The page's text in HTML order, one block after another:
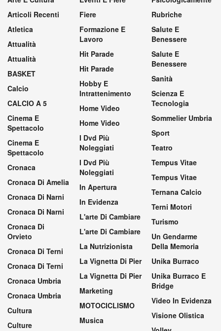
Articoli Recenti
Atletica
Attualità
Attualità
BASKET
Calcio
CALCIO A 5
Cinema E
Spettacolo
Cinema E
Spettacolo
Cronaca
Cronaca Di Amelia
Cronaca Di Narni
Cronaca Di Narni
Cronaca Di
Orvieto
Cronaca Di Terni
Cronaca Di Terni
Cronaca Umbria
Cronaca Umbria
Cultura
Culture
Fiere
Formazione E
Lavoro
Hit Parade
Hit Parade
Hobby E
Intrattenimento
Home Video
Home Video
I Dvd Più
Noleggiati
I Dvd Più
Noleggiati
In Apertura
In Evidenza
L'arte Di Cambiare
L'arte Di Cambiare
La Nutrizionista
La Vignetta Di Pier
La Vignetta Di Pier
Marketing
MOTOCICLISMO
Musica
Rubriche
Salute E
Benessere
Salute E
Benessere
Sanità
Scienza E
Tecnologia
Sommelier Umbria
Sport
Teatro
Tempus Vitae
Tempus Vitae
Ternana Calcio
Terni Motori
Turismo
Un Gendarme
Della Memoria
Unika Burraco
Unika Burraco E
Bridge
Video In Evidenza
Visione Olistica